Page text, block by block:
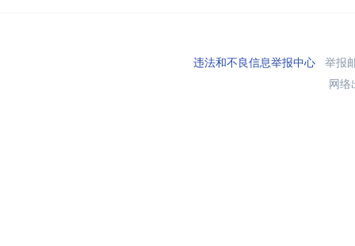
违法和不良信息举报中心举报
网